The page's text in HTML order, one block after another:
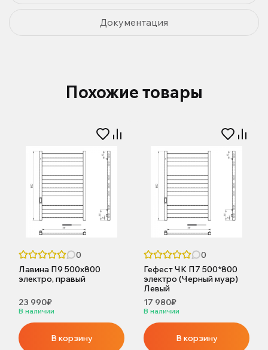
Документация
Похожие товары
0
Лавина П9 500х800
электро, правый
23 990₽
В наличии
В корзину
0
Гефест ЧК П7 500*800
электро (Черный муар)
Левый
17 980₽
В наличии
В корзину